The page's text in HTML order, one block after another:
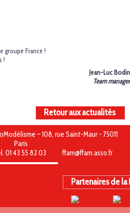
groupe France !
!
Jean-Luc Bodin
Team manager
Retour aux actualités
– 108, rue Saint-Maur - 75011
Paris
01 43 55 82 03 ffam@ffam.asso.fr
Partenaires de la